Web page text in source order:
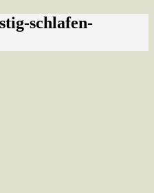
schlafen-